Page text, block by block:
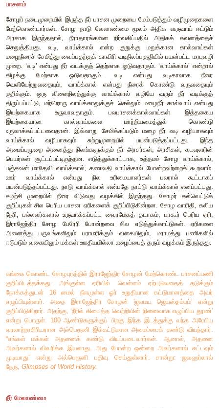
உறுப்பினராகப் போட்டியிடுவோரின் தகுதிகள் தெளிவாகக்
ஆண்கள் மட்டுமே தேர்தலில் போட்டியிட முடியும்.
மேலும் 70 வயதுக்குக் கீழும் உள்ளவராக இருக்க வேண்டும்.
வீடும் உடையவராக இருக்க வேண்டும். வேதங்களிலும்
தேர்ந்தவராக இருக்க வேண்டும்.
ஒரு பிரிவில் போட்டியிடக்கூடிய அனைவருடைய
பனையோலைகளில் எழுதப்பட்டு, அவை ஒரு பானையில்
சபையில் வயதில் மூத்தவர் ஒரு சிறுவனை அழைத்து,
ஓலையை எடுக்கும்படி கூறுவார். அந்தச் சிறுவன்
பெயருக்குரியவரே உறுப்பினராகத் தேர்வு செய்யப்பட்டவர் ஆவார்.
நாட்டார்
பிரம்மதேயங்கள் நீங்கலாகப் பல ஊர்களின் தொகுப்பு
கால்வாய்கள், குளங்கள் போன்ற பாசன ஆதாரங்களைச்
அடிப்படை உறுப்புகளாக நாட்டார் செயல்பட்டனர். அரசுக்கான
நீதித்துறை சார்ந்த பணிகளை இவர்கள் மேற்கொண்டனர்.
மரபுவழி நில உரிமைகள் வழங்கப்பட்டிருந்தன. தாங்கள் சார்ந்த
சேகரித்துக் கொடுக்கும் பொறுப்பும் அவர்களுக்கு இருந்தது.
மரியாதை செலுத்தும் நோக்கில் ஆசுடையான் (நில
(வழிநடத்துவோர்), கிழவன் (தலைவர்) போன்ற பட்டங்கள்
நாட்டுக்கணக்கு, நாட்டு வையவன் எனும் பணியாளர்கள்
பணிகளை ஆவணப்படுத்தினர்.
3.பொருளாதாரம்